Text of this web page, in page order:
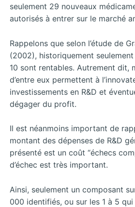
seulement 29 nouveaux
autorisés à entrer sur le marché
Rappelons que selon l’étude de
(2002), historiquement
10 sont rentables. Autrement dit,
d’entre eux permettent à
investissements en R&D et
dégager du profit.
Il est néanmoins important de
montant des dépenses de R&D
présenté est un coût “échecs
d’échec est très important.
Ainsi, seulement un composant
000 identifiés, ou sur les 1 à 5